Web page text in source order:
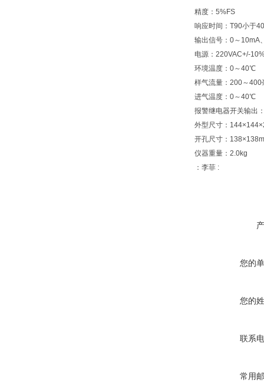
精度：5%FS
响应时间：T90小于
输出信号：0～10mA
电源：220VAC+/-
环境温度：0～40℃
样气流量：200～400
进气温度：0～40℃
报警继电器开关输出
外型尺寸：
开孔尺寸：
仪器重量：2.0kg
：李菲 :
您的
您的
联系
常用